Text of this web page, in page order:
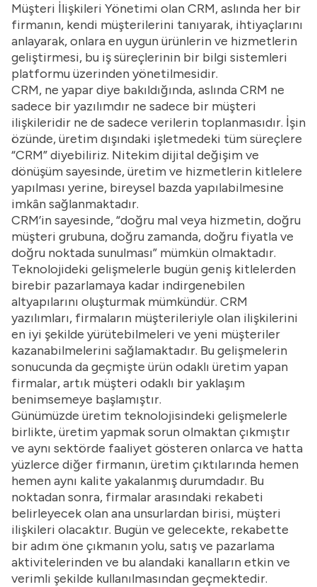
Müşteri İlişkileri Yönetimi olan CRM, aslında her bir
firmanın, kendi müşterilerini tanıyarak, ihtiyaçlarını
anlayarak, onlara en uygun ürünlerin ve hizmetlerin
geliştirmesi, bu iş süreçlerinin bir bilgi sistemleri
platformu üzerinden yönetilmesidir.
CRM, ne yapar diye bakıldığında, aslında CRM ne
sadece bir yazılımdır ne sadece bir müşteri
ilişkileridir ne de sadece verilerin toplanmasıdır. İşin
özünde, üretim dışındaki işletmedeki tüm süreçlere
“CRM” diyebiliriz. Nitekim dijital değişim ve
dönüşüm sayesinde, üretim ve hizmetlerin kitlelere
yapılması yerine, bireysel bazda yapılabilmesine
imkân sağlanmaktadır.
CRM’in sayesinde, “doğru mal veya hizmetin, doğru
müşteri grubuna, doğru zamanda, doğru fiyatla ve
doğru noktada sunulması” mümkün olmaktadır.
Teknolojideki gelişmelerle bugün geniş kitlelerden
birebir pazarlamaya kadar indirgenebilen
altyapılarını oluşturmak mümkündür. CRM
yazılımları, firmaların müşterileriyle olan ilişkilerini
en iyi şekilde yürütebilmeleri ve yeni müşteriler
kazanabilmelerini sağlamaktadır. Bu gelişmelerin
sonucunda da geçmişte ürün odaklı üretim yapan
firmalar, artık müşteri odaklı bir yaklaşım
benimsemeye başlamıştır.
Günümüzde üretim teknolojisindeki gelişmelerle
birlikte, üretim yapmak sorun olmaktan çıkmıştır
ve aynı sektörde faaliyet gösteren onlarca ve hatta
yüzlerce diğer firmanın, üretim çıktılarında hemen
hemen aynı kalite yakalanmış durumdadır. Bu
noktadan sonra, firmalar arasındaki rekabeti
belirleyecek olan ana unsurlardan birisi, müşteri
ilişkileri olacaktır. Bugün ve gelecekte, rekabette
bir adım öne çıkmanın yolu, satış ve pazarlama
aktivitelerinden ve bu alandaki kanalların etkin ve
verimli şekilde kullanılmasından geçmektedir.